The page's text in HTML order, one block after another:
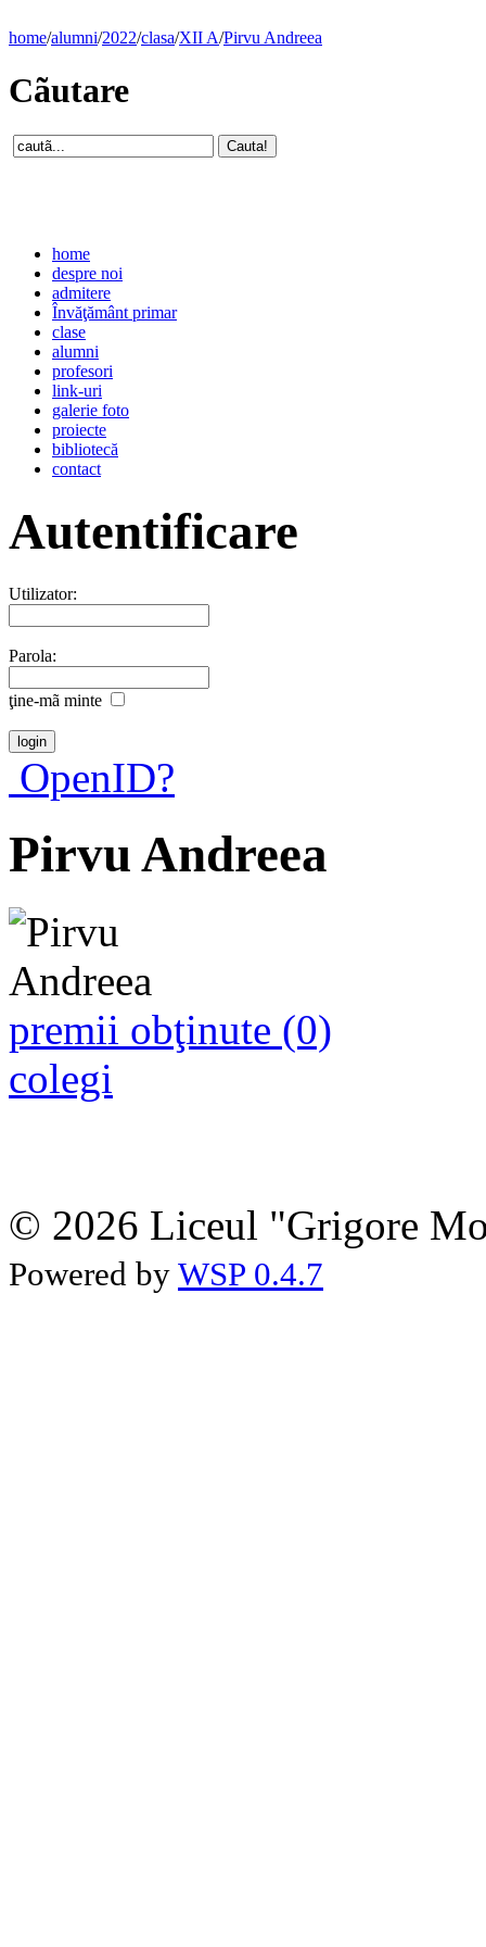
home/alumni/2022/clasa/XII A/Pirvu Andreea
Cãutare
home
despre noi
admitere
Învăţământ primar
clase
alumni
profesori
link-uri
galerie foto
proiecte
bibliotecă
contact
Autentificare
Utilizator:
Parola:
ţine-mã minte
OpenID?
Pirvu Andreea
premii obţinute (0)
colegi
© 2026 Liceul "Grigore
Powered by WSP 0.4.7